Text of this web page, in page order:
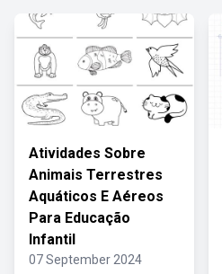
Atividades Sobre
Animais Terrestres
Aquáticos E Aéreos
Para Educação
Infantil
07 September 2024